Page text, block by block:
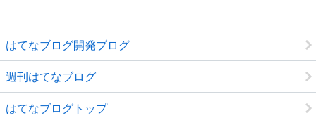
はてなブログ開発ブログ
週刊はてなブログ
はてなブログトップ